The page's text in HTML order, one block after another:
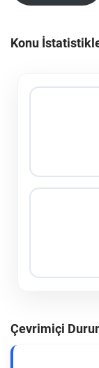
Konu
Çevrimiçi